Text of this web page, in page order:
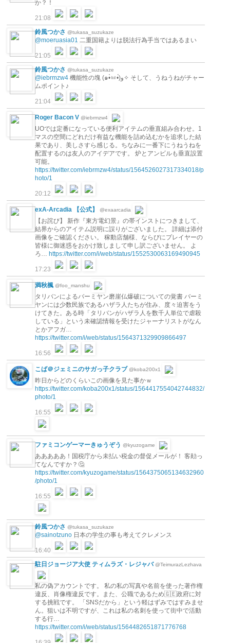
か？！
21:08
鈴風つかさ @tukasa_suzukaze
@moeruasia01 二重国籍よりは脱法行為手当ではあるまい
21:05
鈴風つかさ @tukasa_suzukaze
@iebrmzw4 機能性の塊 (๑•̀ㅂ•́)و✧ そして、うねうねがチャー
ムポイント♪
21:04
Roger Bacon V @iebrmzw4
UOでは定番になっている便利アイテムの垂直組み合わせ。1
マスの空間にどれだけ有益な機能を詰め込むかを追求した結
果であり、美しさすら感じる。ちなみに一番下にうねうねを
配置するのは友人のアイデアです。 炉とアンビルも垂直設置
可能。
https://twitter.com/iebrmzw4/status/1564526027317334018/p
hoto/1
20:12
exA-Arcadia 【公式】 @exaarcadia
【お詫び】 新作『東方電幻景』の帯インストにつきまして、
結界からのアイテム説明に誤りがございました。 詳細は添付
画像をご確認ください。 稼動店舗様、ならびにプレイヤーの
皆様に御迷惑をおかけ致しまして申し訳ございません。 よ
ろ… https://twitter.com/i/web/status/1552530063169490945
17:23
満秋楓 @foo_manshu
タリバンによるバーミヤン磨崖仏爆破についての覚書 バーミ
ヤンには少数民族であるハザラ人たちが住み、度々迫害をう
けてきた。ある時「タリバンがハザラ人を数千人単位で虐殺
している」という未確認情報を受けたジャーナリストがなん
とかアフガ…
https://twitter.com/i/web/status/1564371329909866497
16:56
こば＠ジェミニのサガっ子クラブ @koba200x1
昨日からどのくらいこの画像を見た事かｗ
https://twitter.com/koba200x1/status/1564417554042744832/
photo/1
16:55
ファミコンゲーマーきゅうぞう @kyuzogame
あああああ！国税庁から未払い税金の督促メールが！ 客勛っ
てなんですか？🤔
https://twitter.com/kyuzogame/status/1564375065134632960
/photo/1
16:55
鈴風つかさ @tukasa_suzukaze
@sainotzuno 日本の学生の事も考えてクレメンス
16:40
駐日ジョージア大使 ティムラズ・レジャバ @TeimurazLezhava
私の偽アカウントです。 私の私の写真や名前を使った著作権
違反、肖像権違反です。また、公職であるため🇬🇪政府に対
する挑戦です。 「SNSだから」という軽はずみではすみませ
ん。狙いは不明ですが、これは私の名刺を使って街中で活動
する行…
https://twitter.com/i/web/status/1564482651871776768